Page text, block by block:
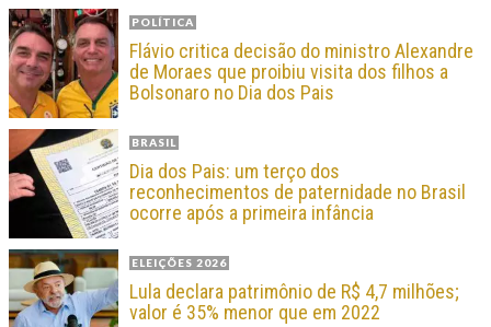
POLÍTICA
Flávio critica decisão do ministro Alexandre
de Moraes que proibiu visita dos filhos a
Bolsonaro no Dia dos Pais
BRASIL
Dia dos Pais: um terço dos
reconhecimentos de paternidade no Brasil
ocorre após a primeira infância
ELEIÇÕES 2026
Lula declara patrimônio de R$ 4,7 milhões;
valor é 35% menor que em 2022